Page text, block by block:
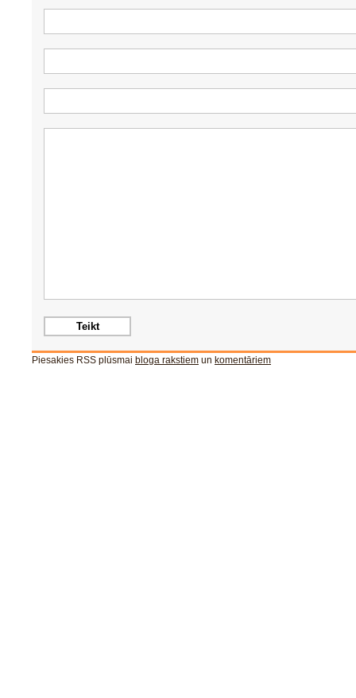
Piesakies RSS plūsmai bloga rakstiem un komentāriem